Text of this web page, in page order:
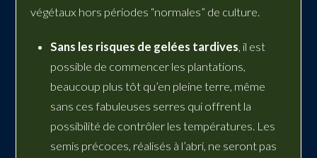
végétaux hors périodes “normales” de culture.
Sans les risques de gelées tardives, il est
possible de commencer les plantations,
beaucoup plus tôt qu’en pleine terre, même
sans ces fabuleuses serres qui offrent la
possibilité de contrôler les températures. Les
semis précoces, réalisés à l’abri, ne seront pas